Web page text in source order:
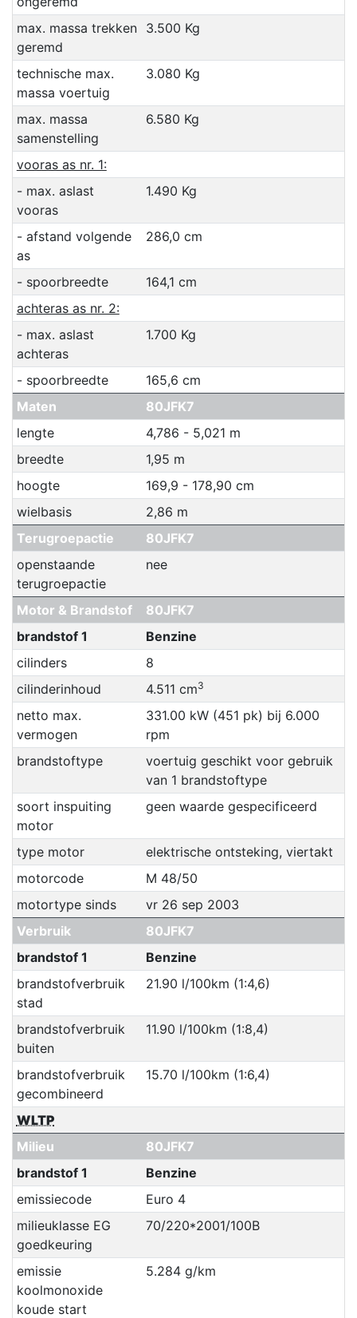
max. massa trekken
geremd
3.500 Kg
technische max.
massa voertuig
3.080 Kg
max. massa
samenstelling
6.580 Kg
vooras as nr. 1:
- max. aslast
vooras
1.490 Kg
- afstand volgende
as
286,0 cm
- spoorbreedte
164,1 cm
achteras as nr. 2:
- max. aslast
achteras
1.700 Kg
- spoorbreedte
165,6 cm
Maten
80JFK7
lengte
4,786 - 5,021 m
breedte
1,95 m
hoogte
169,9 - 178,90 cm
wielbasis
2,86 m
Terugroepactie
80JFK7
openstaande
terugroepactie
nee
Motor & Brandstof
80JFK7
brandstof 1
Benzine
cilinders
8
cilinderinhoud
4.511 cm3
netto max.
vermogen
331.00 kW (451 pk) bij 6.000
rpm
brandstoftype
voertuig geschikt voor gebruik
van 1 brandstoftype
soort inspuiting
motor
geen waarde gespecificeerd
type motor
elektrische ontsteking, viertakt
motorcode
M 48/50
motortype sinds
vr 26 sep 2003
Verbruik
80JFK7
brandstof 1
Benzine
brandstofverbruik
stad
21.90 l/100km (1:4,6)
brandstofverbruik
buiten
11.90 l/100km (1:8,4)
brandstofverbruik
gecombineerd
15.70 l/100km (1:6,4)
WLTP
Milieu
80JFK7
brandstof 1
Benzine
emissiecode
Euro 4
milieuklasse EG
goedkeuring
70/220*2001/100B
emissie
koolmonoxide
koude start
5.284 g/km